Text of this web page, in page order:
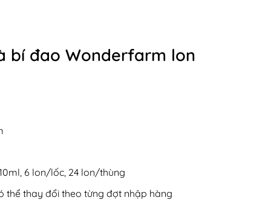
bí đao Wonderfarm lon
6 lon/lốc, 24 lon/thùng
thể thay đổi theo từng đợt nhập hàng